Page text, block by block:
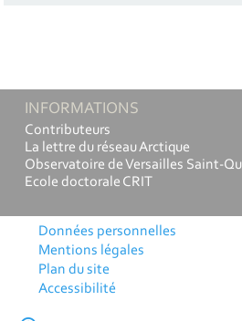
INFORMATIONS
Contributeurs
La lettre du réseau Arctique
Observatoire de Versailles Saint-
Ecole doctorale CRIT
Données personnelles
Mentions légales
Plan du site
Accessibilité